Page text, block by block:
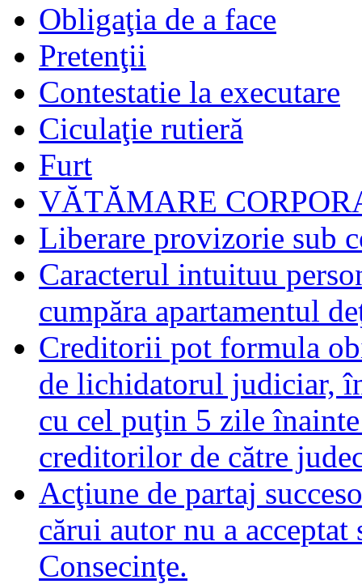
Obligaţia de a face
Pretenţii
Contestatie la executare
Ciculaţie rutieră
Furt
VĂTĂMARE
Liberare provizorie sub
Caracterul intuituu
cumpăra apartamentul
Creditorii pot formula
de lichidatorul judiciar,
cu cel puţin 5 zile
creditorilor de către
Acţiune de partaj
cărui autor nu a
Consecinţe.